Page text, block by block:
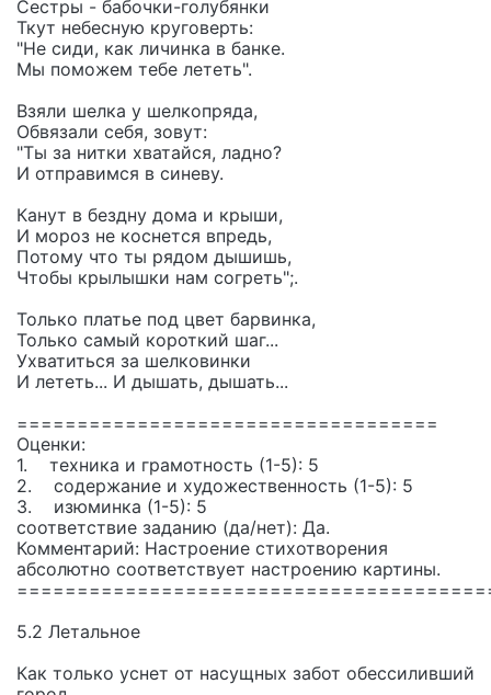
Сестры - бабочки-голубянки
Ткут небесную круговерть:
"Не сиди, как личинка в банке.
Мы поможем тебе лететь".
Взяли шелка у шелкопряда,
Обвязали себя, зовут:
"Ты за нитки хватайся, ладно?
И отправимся в синеву.
Канут в бездну дома и крыши,
И мороз не коснется впредь,
Потому что ты рядом дышишь,
Чтобы крылышки нам согреть";.
Только платье под цвет барвинка,
Только самый короткий шаг...
Ухватиться за шелковинки
И лететь... И дышать, дышать...
===================================
Оценки:
1. техника и грамотность (1-5): 5
2. содержание и художественность (1-5): 5
3. изюминка (1-5): 5
соответствие заданию (да/нет): Да.
Комментарий: Настроение стихотворения
абсолютно соответствует настроению картины.
5.2 Летальное
Как только уснет от насущных забот обессиливший